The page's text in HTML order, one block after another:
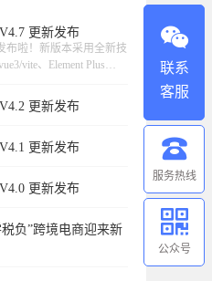
更新发布
布啦！新版本采用全新技
vite、Element Plus
，修复了不少功能模块
更新发布
更新发布
更新发布
负”跨境电商迎来新
联系
客服
服务热线
公众号